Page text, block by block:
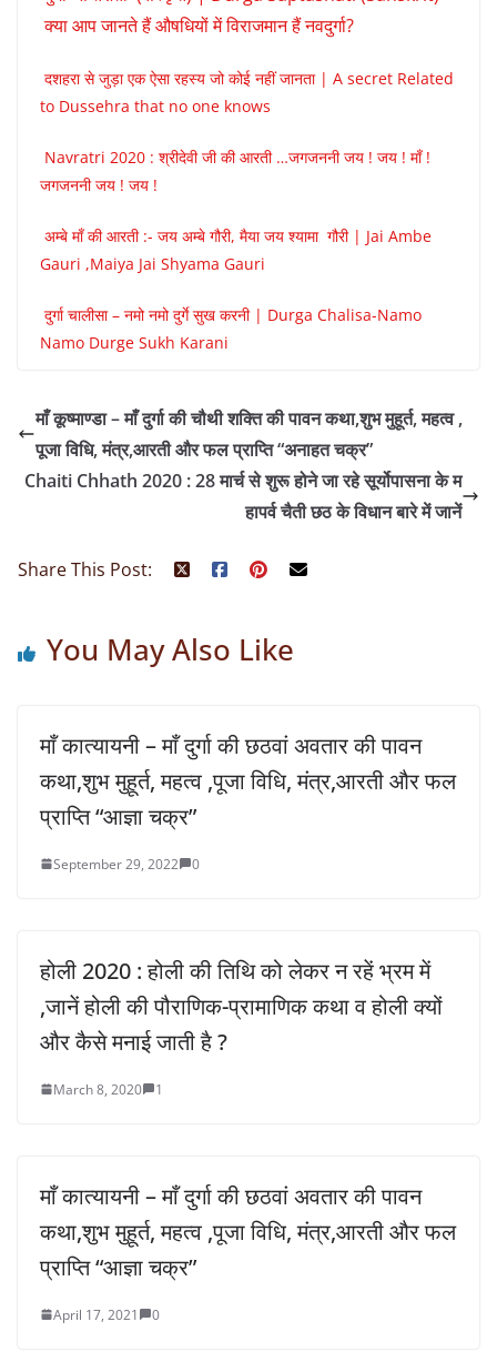
क्या आप जानते हैं औषधियों में विराजमान हैं नवदुर्गा?
दशहरा से जुड़ा एक ऐसा रहस्य जो कोई नहीं जानता | A secret Related
to Dussehra that no one knows
Navratri 2020 : श्रीदेवी जी की आरती …जगजननी जय ! जय ! माँ !
जगजननी जय ! जय !
अम्बे माँ की आरती :- जय अम्बे गौरी, मैया जय श्यामा गौरी | Jai Ambe
Gauri ,Maiya Jai Shyama Gauri
दुर्गा चालीसा – नमो नमो दुर्गे सुख करनी | Durga Chalisa-Namo
Namo Durge Sukh Karani
माँ कूष्माण्डा – माँ दुर्गा की चौथी शक्ति की पावन कथा,शुभ मुहूर्त, महत्व ,
पूजा विधि, मंत्र,आरती और फल प्राप्ति “अनाहत चक्र”
Chaiti Chhath 2020 : 28 मार्च से शुरू होने जा रहे सूर्योपासना के म
हापर्व चैती छठ के विधान बारे में जानें
Share This Post:
You May Also Like
माँ कात्यायनी – माँ दुर्गा की छठवां अवतार की पावन
कथा,शुभ मुहूर्त, महत्व ,पूजा विधि, मंत्र,आरती और फल
प्राप्ति “आज्ञा चक्र”
September 29, 2022 0
होली 2020 : होली की तिथि को लेकर न रहें भ्रम में
,जानें होली की पौराणिक-प्रामाणिक कथा व होली क्यों
और कैसे मनाई जाती है ?
March 8, 2020 1
माँ कात्यायनी – माँ दुर्गा की छठवां अवतार की पावन
कथा,शुभ मुहूर्त, महत्व ,पूजा विधि, मंत्र,आरती और फल
प्राप्ति “आज्ञा चक्र”
April 17, 2021 0